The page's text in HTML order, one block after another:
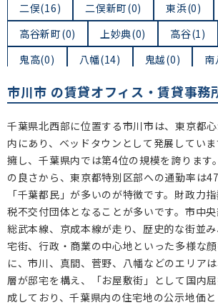
二俣(16) 二俣新町(0) 東浜(0)
高谷新町(0)
上妙典(0) 高谷(1)
鬼高(0)
八幡(14) 鬼越(0)
稲荷木(0)
大和田(1) 東大和田(0)
河原(0)
下新宿(0) 本行徳(1)
関ケ島(0)
伊勢宿(1) 押切(0)
下妙典(0)
塩焼(0) 富浜(5)
幸(0)
加藤新田(0) 高浜町(3)
塩浜(2)
湊(0) 湊新田(5)
行
入船(0)
日之出(0) 新浜(0)
南行徳(7)
香取(0) 欠真間(0)
市川市 の賃貸オフィス・賃貸事務
千葉県北西部に位置する市川市は、東京都
内にあり、ベッドタウンとして発展してい
擁し、千葉県内では第4位の規模を誇ります
の良さから、東京都特別区部への通勤率は
「千葉都民」が多いのが特徴です。財政力
税不交付団体となることが多いです。市中
総武本線、京成本線が走り、歴史的な街並
宅街、行政・商業の中心地といった多様な
に、市川、真間、菅野、八幡などのエリア
層が邸宅を構え、「お屋敷街」として国内
成しており、千葉県内の住宅地の公示地価